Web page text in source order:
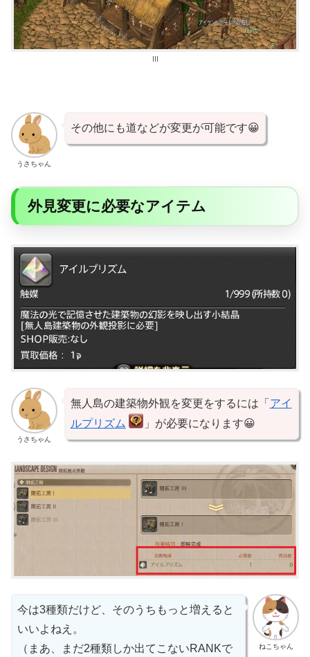
III
うさちゃん
その他にも道などが変更が可能です😀
外見変更に必要なアイテム
うさちゃん
無人島の建築物外観を変更をするには「 アイ
ルプリズム
」が必要になります😀
ねこちゃん
今は3種類だけど、そのうちもっと増えると
いいよねえ。
（まあ、まだ2種類しか出てこないRANKで